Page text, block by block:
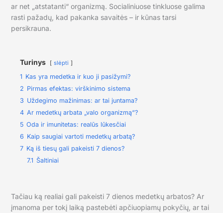
ar net „atstatanti“ organizmą. Socialiniuose tinkluose galima
rasti pažadų, kad pakanka savaitės – ir kūnas tarsi
persikrauna.
Turinys slėpti
1 Kas yra medetka ir kuo ji pasižymi?
2 Pirmas efektas: virškinimo sistema
3 Uždegimo mažinimas: ar tai juntama?
4 Ar medetkų arbata „valo organizmą“?
5 Oda ir imunitetas: realūs lūkesčiai
6 Kaip saugiai vartoti medetkų arbatą?
7 Ką iš tiesų gali pakeisti 7 dienos?
7.1 Šaltiniai
Tačiau ką realiai gali pakeisti 7 dienos medetkų arbatos? Ar
įmanoma per tokį laiką pastebėti apčiuopiamų pokyčių, ar tai